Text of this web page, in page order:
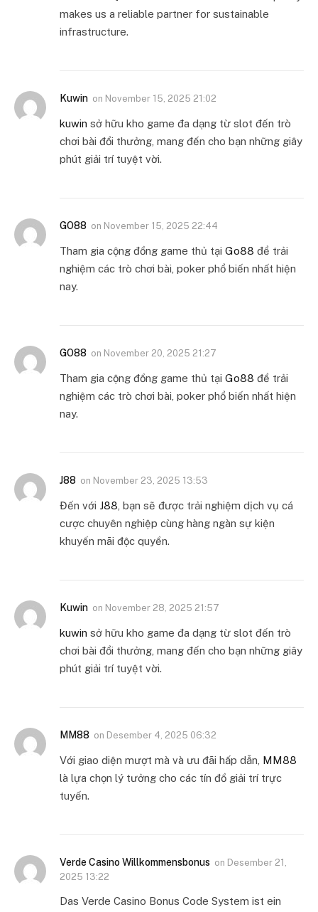
makes us a reliable partner for sustainable
infrastructure.
Kuwin on November 15, 2025 21:02
kuwin sở hữu kho game đa dạng từ slot đến trò
chơi bài đổi thưởng, mang đến cho bạn những giây
phút giải trí tuyệt vời.
GO88 on November 15, 2025 22:44
Tham gia cộng đồng game thủ tại Go88 để trải
nghiệm các trò chơi bài, poker phổ biến nhất hiện
nay.
GO88 on November 20, 2025 21:27
Tham gia cộng đồng game thủ tại Go88 để trải
nghiệm các trò chơi bài, poker phổ biến nhất hiện
nay.
J88 on November 23, 2025 13:53
Đến với J88 , bạn sẽ được trải nghiệm dịch vụ cá
cược chuyên nghiệp cùng hàng ngàn sự kiện
khuyến mãi độc quyền.
Kuwin on November 28, 2025 21:57
kuwin sở hữu kho game đa dạng từ slot đến trò
chơi bài đổi thưởng, mang đến cho bạn những giây
phút giải trí tuyệt vời.
MM88 on Desember 4, 2025 06:32
Với giao diện mượt mà và ưu đãi hấp dẫn, MM88
là lựa chọn lý tưởng cho các tín đồ giải trí trực
tuyến.
Verde Casino Willkommensbonus on Desember 21,
2025 13:22
Das Verde Casino Bonus Code System ist ein